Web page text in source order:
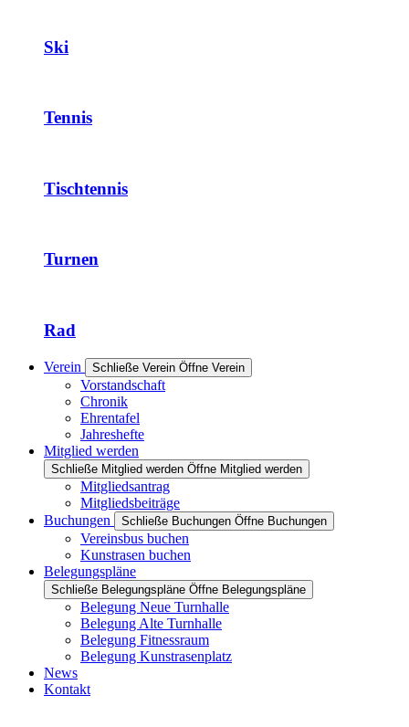
Ski
Tennis
Tischtennis
Turnen
Rad
Verein Schließe Verein Öffne Verein
Vorstandschaft
Chronik
Ehrentafel
Jahreshefte
Mitglied werden
Schließe Mitglied werden Öffne Mitglied werden
Mitgliedsantrag
Mitgliedsbeiträge
Buchungen
Schließe Buchungen Öffne Buchungen
Vereinsbus buchen
Kunstrasen buchen
Belegungspläne
Schließe Belegungspläne Öffne Belegungspläne
Belegung Neue Turnhalle
Belegung Alte Turnhalle
Belegung Fitnessraum
Belegung Kunstrasenplatz
News
Kontakt